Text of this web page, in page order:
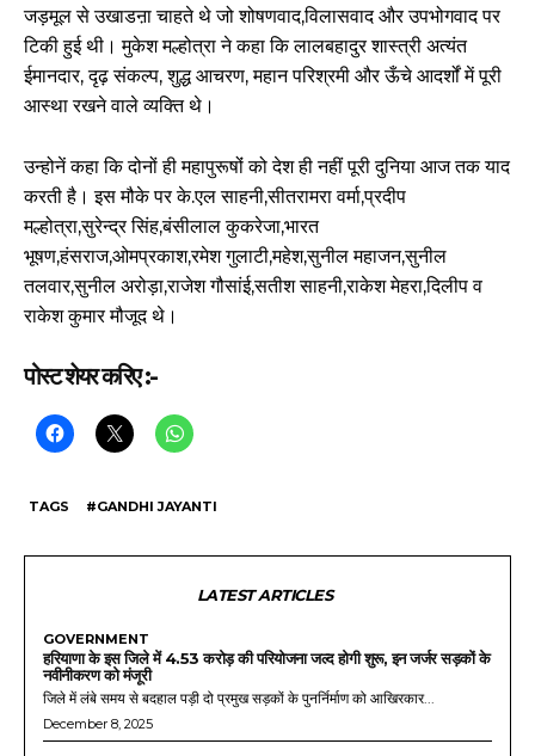
जड़मूल से उखाडऩा चाहते थे जो शोषणवाद,विलासवाद और उपभोगवाद पर
टिकी हुई थी। मुकेश मल्होत्रा ने कहा कि लालबहादुर शास्त्री अत्यंत
ईमानदार, दृढ़ संकल्प, शुद्ध आचरण, महान परिश्रमी और ऊँचे आदर्शों में पूरी
आस्था रखने वाले व्यक्ति थे।
उन्होनें कहा कि दोनों ही महापुरूषोंं को देश ही नहीं पूरी दुनिया आज तक याद
करती है। इस मौके पर के.एल साहनी,सीतरामरा वर्मा,प्रदीप
मल्होत्रा,सुरेन्द्र सिंह,बंसीलाल कुकरेजा,भारत
भूषण,हंसराज,ओमप्रकाश,रमेश गुलाटी,महेश,सुनील महाजन,सुनील
तलवार,सुनील अरोड़ा,राजेश गौसांई,सतीश साहनी,राकेश मेहरा,दिलीप व
राकेश कुमार मौजूद थे।
पोस्ट शेयर करिए :-
TAGS #GANDHI JAYANTI
LATEST ARTICLES
GOVERNMENT
हरियाणा के इस जिले में 4.53 करोड़ की परियोजना जल्द होगी शुरू, इन जर्जर सड़कों के
नवीनीकरण को मंजूरी
जिले में लंबे समय से बदहाल पड़ी दो प्रमुख सड़कों के पुनर्निर्माण को आखिरकार...
December 8, 2025